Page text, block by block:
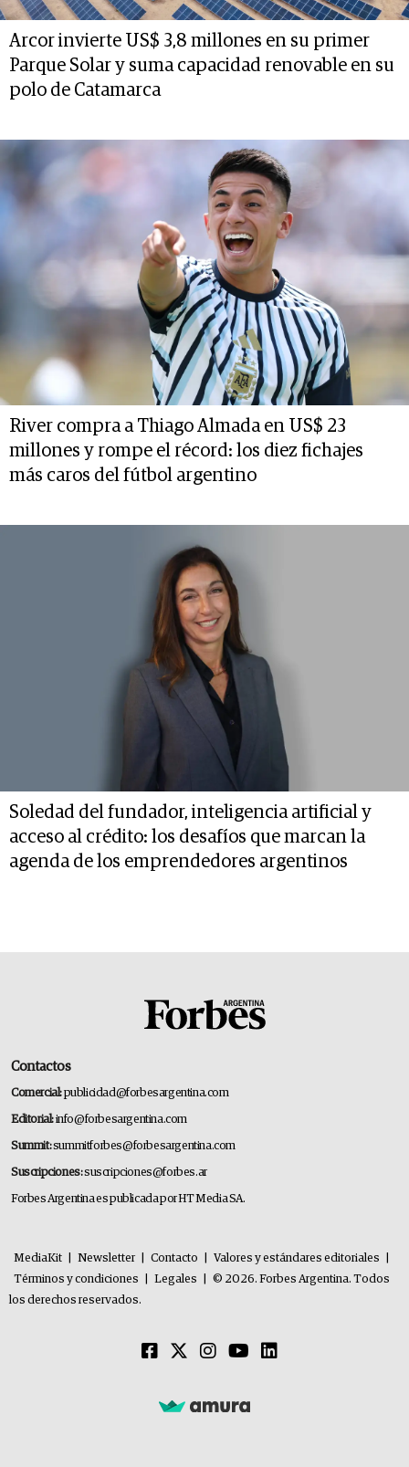
Arcor invierte US$ 3,8 millones en su primer
Parque Solar y suma capacidad renovable en su
polo de Catamarca
River compra a Thiago Almada en US$ 23
millones y rompe el récord: los diez fichajes
más caros del fútbol argentino
Soledad del fundador, inteligencia artificial y
acceso al crédito: los desafíos que marcan la
agenda de los emprendedores argentinos
Contactos
Comercial:publicidad@forbesargentina.com
Editorial:info@forbesargentina.com
Summit:summitforbes@forbesargentina.com
Suscripciones:suscripciones@forbes.ar
Forbes Argentina es publicada por HT Media SA.
MediaKit Newsletter Contacto Valores y estándares editoriales
Términos y condiciones
Legales
© 2026. Forbes Argentina. Todos
los derechos reservados.